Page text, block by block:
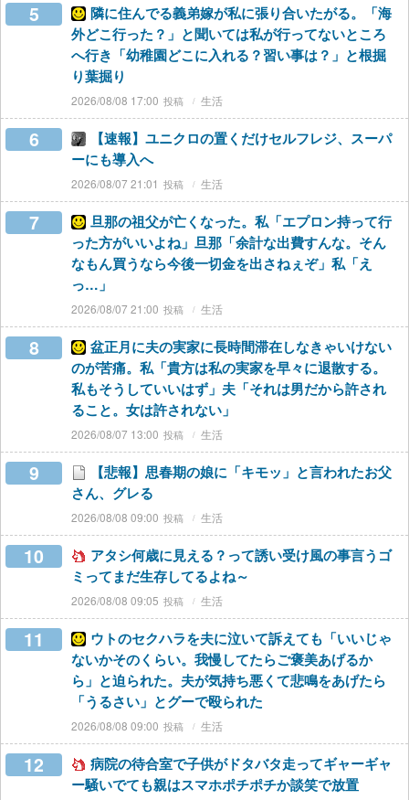
5
隣に住んでる義弟嫁が私に張り合いたがる。「海
外どこ行った？」と聞いては私が行ってないところ
へ行き「幼稚園どこに入れる？習い事は？」と根掘
り葉掘り
2026/08/08 17:00 生活
6
【速報】ユニクロの置くだけセルフレジ、スーパ
ーにも導入へ
2026/08/07 21:01 生活
7
旦那の祖父が亡くなった。私「エプロン持って行
った方がいいよね」旦那「余計な出費すんな。そん
なもん買うなら今後一切金を出さねぇぞ」私「え
っ…」
2026/08/07 21:00 生活
8
盆正月に夫の実家に長時間滞在しなきゃいけない
のが苦痛。私「貴方は私の実家を早々に退散する。
私もそうしていいはず」夫「それは男だから許され
ること。女は許されない」
2026/08/07 13:00 生活
9
【悲報】思春期の娘に「キモッ」と言われたお父
さん、グレる
2026/08/08 09:00 生活
10
アタシ何歳に見える？って誘い受け風の事言うゴ
ミってまだ生存してるよね～
2026/08/08 09:05 生活
11
ウトのセクハラを夫に泣いて訴えても「いいじゃ
ないかそのくらい。我慢してたらご褒美あげるか
ら」と迫られた。夫が気持ち悪くて悲鳴をあげたら
「うるさい」とグーで殴られた
2026/08/08 09:00 生活
12
病院の待合室で子供がドタバタ走ってギャーギャ
ー騒いでても親はスマホポチポチか談笑で放置